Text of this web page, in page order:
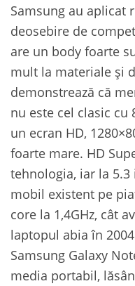
Samsung au aplicat
deosebire de
are un body foarte
mult la materiale și
demonstrează că
nu este cel clasic cu
un ecran HD,
foarte mare. HD
tehnologia, iar la
mobil existent pe
core la 1,4GHz, cât
laptopul abia în
Samsung Galaxy
media portabil,